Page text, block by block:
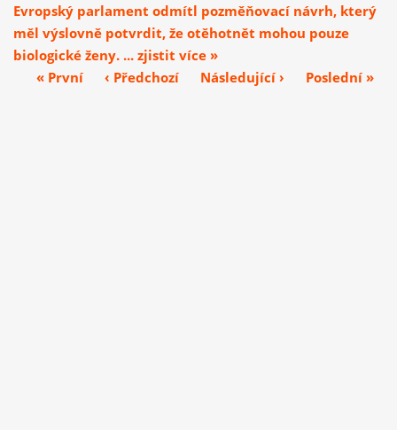
Evropský parlament odmítl pozměňovací návrh, který
měl výslovně potvrdit, že otěhotnět mohou pouze
biologické ženy. ... zjistit více »
« První
‹ Předchozí Následující › Poslední »